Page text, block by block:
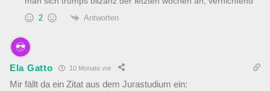
2 Antworten
Ela Gatto 10 Monate vor
Mir fällt da ein Zitat aus dem Jurastudium ein: